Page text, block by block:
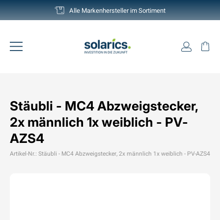
Direkt
zum
Pause
Deutschlands grösste Auswahl
Seitennavigation
Stäubli - MC4 Abzweigstecker,
2x männlich 1x weiblich - PV-
AZS4
Artikel-Nr.: Stäubli - MC4 Abzweigstecker, 2x männlich 1x weiblich - PV-AZS4